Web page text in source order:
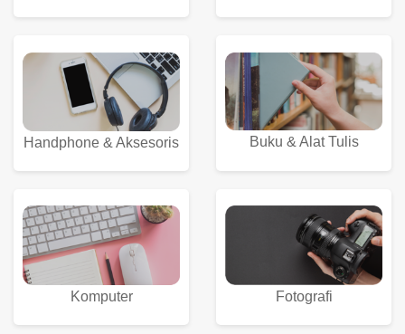
Handphone & Aksesoris Buku & Alat Tulis
Komputer Fotografi